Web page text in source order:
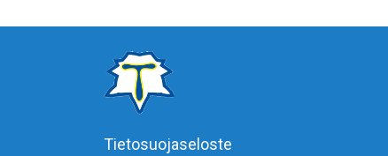
Tietosuojaseloste